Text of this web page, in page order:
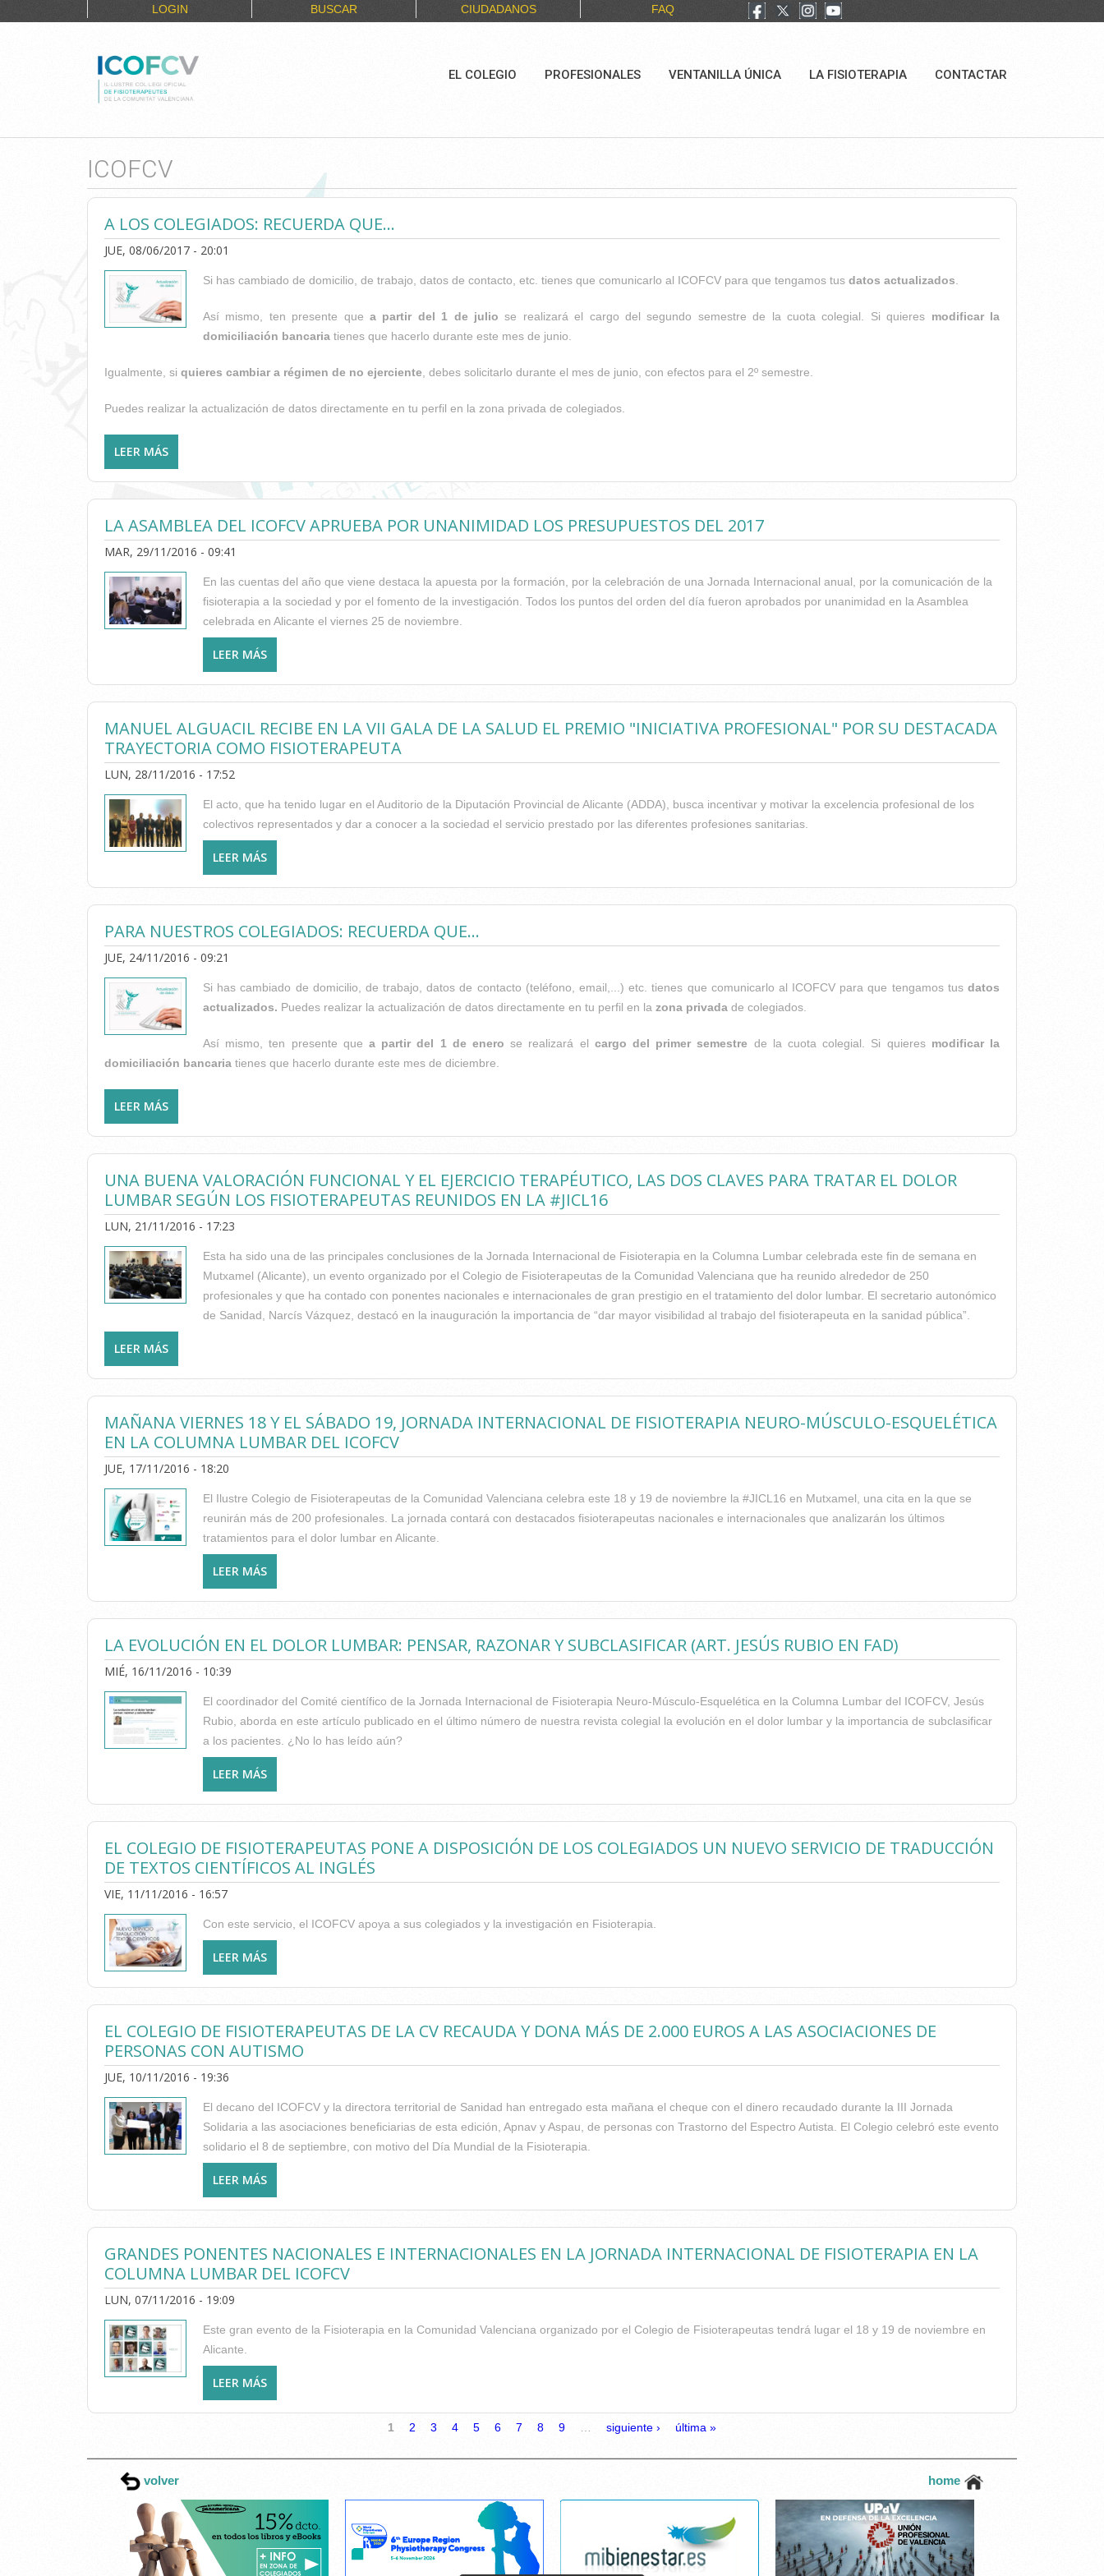
LOGIN BUSCAR CIUDADANOS FAQ
EL COLEGIO PROFESIONALES VENTANILLA ÚNICA LA FISIOTERAPIA CONTACTAR
ICOFCV
A LOS COLEGIADOS: RECUERDA QUE...
JUE, 08/06/2017 - 20:01
Si has cambiado de domicilio, de trabajo, datos de contacto, etc. tienes que comunicarlo al ICOFCV para que tengamos tus datos actualizados
Así mismo, ten presente que a partir del 1 de juliose realizará el cargo del segundo semestre de la cuota colegial. Si quieres modificar la
domiciliación bancaria tienes que hacerlo durante este mes de junio.
Igualmente, si quieres cambiar a régimen de no ejerciente , debes solicitarlo durante el mes de junio, con efectos para el 2º semestre.
Puedes realizar la actualización de datos directamente en tu perfil en la zona privada de colegiados.
LEER MÁS
LA ASAMBLEA DEL ICOFCV APRUEBA POR UNANIMIDAD LOS PRESUPUESTOS DEL 2017
MAR, 29/11/2016 - 09:41
En las cuentas del año que viene destaca la apuesta por la formación, por la celebración de una Jornada Internacional anual, por la comunicación de la
fisioterapia a la sociedad y por el fomento de la investigación. Todos los puntos del orden del día fueron aprobados por unanimidad en la Asamblea
celebrada en Alicante el viernes 25 de noviembre.
LEER MÁS
MANUEL ALGUACIL RECIBE EN LA VII GALA DE LA SALUD EL PREMIO "INICIATIVA PROFESIONAL" POR SU DESTACADA
TRAYECTORIA COMO FISIOTERAPEUTA
LUN, 28/11/2016 - 17:52
El acto, que ha tenido lugar en el Auditorio de la Diputación Provincial de Alicante (ADDA), busca incentivar y motivar la excelencia pro­fe­­sional de los
colectivos representados y dar a conocer a la sociedad el servicio prestado por las diferentes profesiones sa­ni­­­tarias.
LEER MÁS
COMO FISIOTERAPEUTA
PARA NUESTROS COLEGIADOS: RECUERDA QUE...
JUE, 24/11/2016 - 09:21
Si has cambiado de domicilio, de trabajo, datos de contacto (teléfono, email,...) etc. tienes que comunicarlo al ICOFCV para que tengamos tus datos
actualizados. Puedes realizar la actualización de datos directamente en tu perfil en la zona privada de colegiados.
Así mismo, ten presente que a partir del 1 de enero se realizará el cargo del primer semestre de la cuota colegial. Si quieres modificar la
domiciliación bancaria tienes que hacerlo durante este mes de diciembre.
LEER MÁS
UNA BUENA VALORACIÓN FUNCIONAL Y EL EJERCICIO TERAPÉUTICO, LAS DOS CLAVES PARA TRATAR EL DOLOR
LUMBAR SEGÚN LOS FISIOTERAPEUTAS REUNIDOS EN LA #JICL16
LUN, 21/11/2016 - 17:23
Esta ha sido una de las principales conclusiones de la Jornada Internacional de Fisioterapia en la Columna Lumbar celebrada este fin de semana en
Mutxamel (Alicante), un evento organizado por el Colegio de Fisioterapeutas de la Comunidad Valenciana que ha reunido alrededor de 250
profesionales y que ha contado con ponentes nacionales e internacionales de gran prestigio en el tratamiento del dolor lumbar. El secretario autonómico
de Sanidad, Narcís Vázquez, destacó en la inauguración la importancia de “dar mayor visibilidad al trabajo del fisioterapeuta en la sanidad pública”.
LEER MÁS
FISIOTERAPEUTAS REUNIDOS EN LA #JICL16
MAÑANA VIERNES 18 Y EL SÁBADO 19, JORNADA INTERNACIONAL DE FISIOTERAPIA NEURO-MÚSCULO-ESQUELÉTICA
EN LA COLUMNA LUMBAR DEL ICOFCV
JUE, 17/11/2016 - 18:20
El Ilustre Colegio de Fisioterapeutas de la Comunidad Valenciana celebra este 18 y 19 de noviembre la #JICL16 en Mutxamel, una cita en la que se
reunirán más de 200 profesionales. La jornada contará con destacados fisioterapeutas nacionales e internacionales que analizarán los últimos
tratamientos para el dolor lumbar en Alicante.
LEER MÁS
COLUMNA LUMBAR DEL ICOFCV
LA EVOLUCIÓN EN EL DOLOR LUMBAR: PENSAR, RAZONAR Y SUBCLASIFICAR (ART. JESÚS RUBIO EN FAD)
MIÉ, 16/11/2016 - 10:39
El coordinador del Comité científico de la Jornada Internacional de Fisioterapia Neuro-Músculo-Esquelética en la Columna Lumbar del ICOFCV, Jesús
Rubio, aborda en este artículo publicado en el último número de nuestra revista colegial la evolución en el dolor lumbar y la importancia de subclasificar
a los pacientes. ¿No lo has leído aún?
LEER MÁS
EL COLEGIO DE FISIOTERAPEUTAS PONE A DISPOSICIÓN DE LOS COLEGIADOS UN NUEVO SERVICIO DE TRADUCCIÓN
DE TEXTOS CIENTÍFICOS AL INGLÉS
VIE, 11/11/2016 - 16:57
Con este servicio, el ICOFCV apoya a sus colegiados y la investigación en Fisioterapia.
LEER MÁS
CIENTÍFICOS AL INGLÉS
EL COLEGIO DE FISIOTERAPEUTAS DE LA CV RECAUDA Y DONA MÁS DE 2.000 EUROS A LAS ASOCIACIONES DE
PERSONAS CON AUTISMO
JUE, 10/11/2016 - 19:36
El decano del ICOFCV y la directora territorial de Sanidad han entregado esta mañana el cheque con el dinero recaudado durante la III Jornada
Solidaria a las asociaciones beneficiarias de esta edición, Apnav y Aspau, de personas con Trastorno del Espectro Autista. El Colegio celebró este evento
solidario el 8 de septiembre, con motivo del Día Mundial de la Fisioterapia.
LEER MÁS
AUTISMO
GRANDES PONENTES NACIONALES E INTERNACIONALES EN LA JORNADA INTERNACIONAL DE FISIOTERAPIA EN LA
COLUMNA LUMBAR DEL ICOFCV
LUN, 07/11/2016 - 19:09
Este gran evento de la Fisioterapia en la Comunidad Valenciana organizado por el Colegio de Fisioterapeutas tendrá lugar el 18 y 19 de noviembre en
Alicante.
LEER MÁS
LUMBAR DEL ICOFCV
1 2 3 4 5 6 7 8 9 siguiente › última »
volver home
Cancelar consentimiento cookies
Esta página web usa cookies.